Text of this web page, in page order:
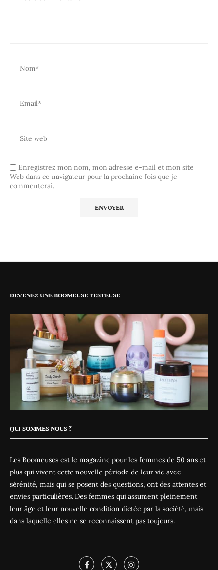
Enregistrez mon nom, mon adresse e-mail et mon site
Web dans ce navigateur pour la prochaine fois que je
commenterai.
DEVENEZ UNE BOOMEUSE TESTEUSE
QUI SOMMES NOUS ?
Les Boomeuses est le magazine pour les femmes de 50 ans et
plus qui vivent cette nouvelle période de leur vie avec
sérénité, mais qui se posent des questions, ont des attentes et
envies particulières. Des femmes qui assument pleinement
leur âge et leur nouvelle condition dictée par la société, mais
dans laquelle elles ne se reconnaissent pas toujours.